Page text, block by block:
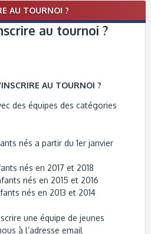
AU TOURNOI ?
au tournoi ?
AU TOURNOI ?
des équipes des catégories
nés a partir du 1er janvier
nés en 2017 et 2018
nés en 2015 et 2016
nés en 2013 et 2014
une équipe de jeunes
à l’adresse email